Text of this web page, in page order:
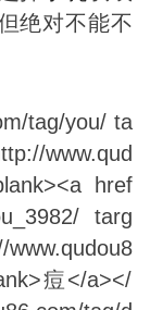
绝对不能不